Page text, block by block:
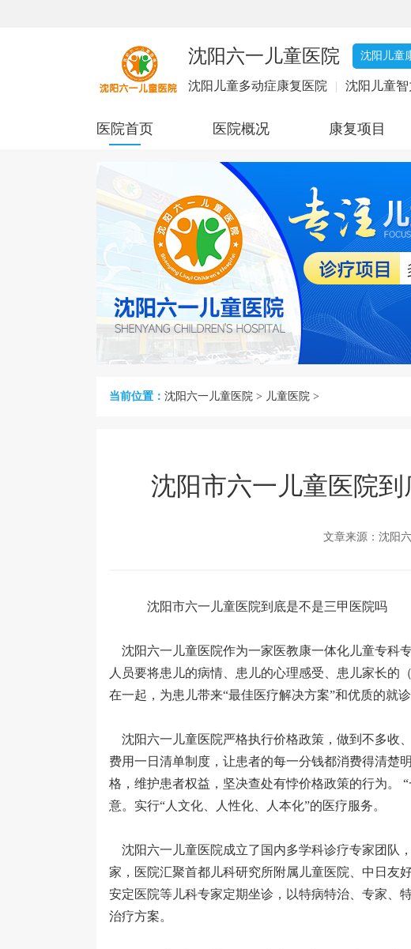
沈阳六一儿童医院 沈阳儿童
沈阳儿童多动症康复医院 | 沈阳儿童
医院首页 医院概况 康复项目
当前位置： 沈阳六一儿童医院 > 儿童医院 >
沈阳市六一儿童医院
文章来源：沈阳
沈阳市六一儿童医院到底是不是三甲医院吗
沈阳六一儿童医院作为一家医教康一体化儿童专科
人员要将患儿的病情、患儿的心理感受、患儿家长的
在一起，为患儿带来“最佳医疗解决方案”和优质的就诊
沈阳六一儿童医院严格执行价格政策，做到不多收
费用一日清单制度，让患者的每一分钱都消费得清楚
格，维护患者权益，坚决查处有悖价格政策的行为。
意。实行“人文化、人性化、人本化”的医疗服务。
沈阳六一儿童医院成立了国内多学科诊疗专家团队
家，医院汇聚首都儿科研究所附属儿童医院、中日友
安定医院等儿科专家定期坐诊，以特病特治、专家、
治疗方案。